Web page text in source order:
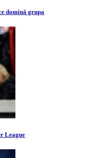
domină grupa
League